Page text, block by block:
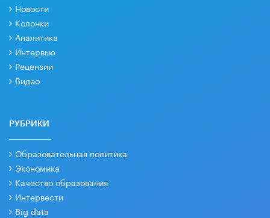
Новости
Колонки
Аналитика
Интервью
Рецензии
Видео
РУБРИКИ
Образовательная политика
Экономика
Качество образования
Интервести
Big data